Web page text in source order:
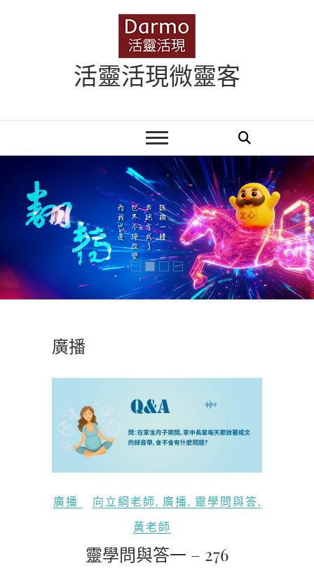
活靈活現微靈客
廣播
廣播 向立綱老師, 廣播, 靈學問與答,
黃老師
靈學問與答一 – 276